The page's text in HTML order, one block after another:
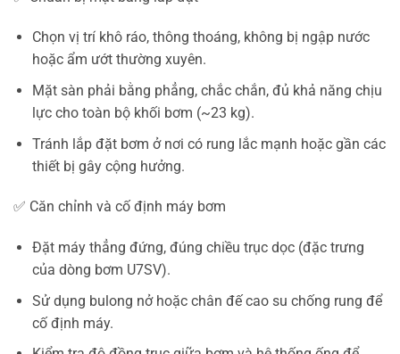
Chọn vị trí khô ráo, thông thoáng, không bị ngập nước
hoặc ẩm ướt thường xuyên.
Mặt sàn phải bằng phẳng, chắc chắn, đủ khả năng chịu
lực cho toàn bộ khối bơm (~23 kg).
Tránh lắp đặt bơm ở nơi có rung lắc mạnh hoặc gần các
thiết bị gây cộng hưởng.
✅ Căn chỉnh và cố định máy bơm
Đặt máy thẳng đứng, đúng chiều trục dọc (đặc trưng
của dòng bơm U7SV).
Sử dụng bulong nở hoặc chân đế cao su chống rung để
cố định máy.